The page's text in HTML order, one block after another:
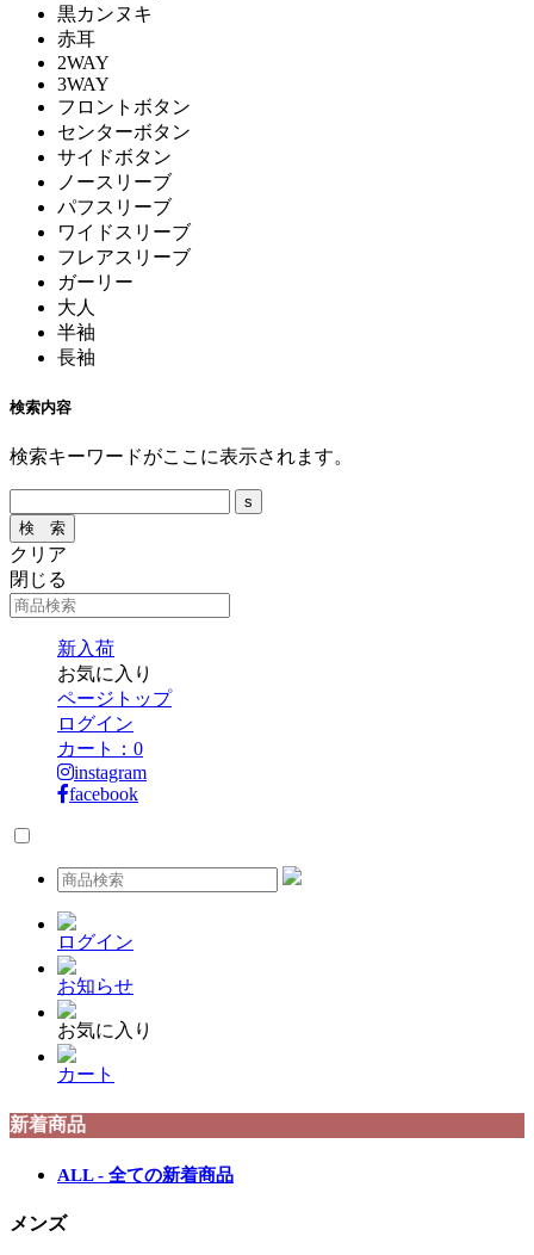
黒カンヌキ
赤耳
2WAY
3WAY
フロントボタン
センターボタン
サイドボタン
ノースリーブ
パフスリーブ
ワイドスリーブ
フレアスリーブ
ガーリー
大人
半袖
長袖
検索内容
検索キーワードがここに表示されます。
クリア
閉じる
新入荷
お気に入り
ページトップ
ログイン
カート： 0
instagram
facebook
ログイン
お知らせ
お気に入り
カート
新着商品
ALL - 全ての新着商品
メンズ